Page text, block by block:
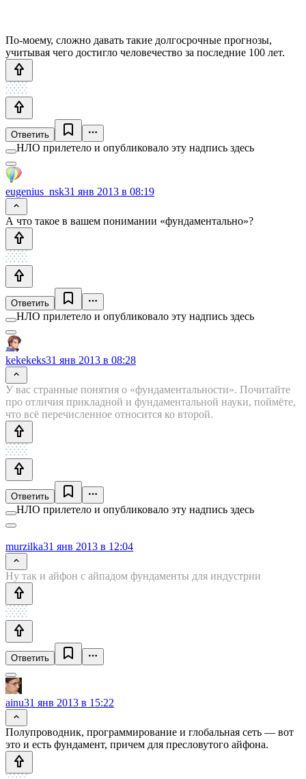
По-моему, сложно давать такие долгосрочные прогнозы,
учитывая чего достигло человечество за последние 100 лет.
Ответить
НЛО прилетело и опубликовало эту надпись здесь
eugenius_nsk31 янв 2013 в 08:19
А что такое в вашем понимании «фундаментально»?
Ответить
НЛО прилетело и опубликовало эту надпись здесь
kekekeks31 янв 2013 в 08:28
У вас странные понятия о «фундаментальности». Почитайте
про отличия прикладной и фундаментальной науки, поймёте,
что всё перечисленное относится ко второй.
Ответить
НЛО прилетело и опубликовало эту надпись здесь
murzilka31 янв 2013 в 12:04
Ну так и айфон с айпадом фундаменты для индустрии
Ответить
ainu31 янв 2013 в 15:22
Полупроводник, программирование и глобальная сеть — вот
это и есть фундамент, причем для пресловутого айфона.